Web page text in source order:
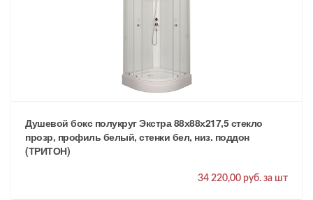
Душевой бокс полукруг Экстра 88х88х217,5 стекло
прозр, профиль белый, стенки бел, низ. поддон
(ТРИТОН)
34 220,00 руб. за шт